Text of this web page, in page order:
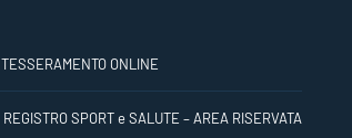
TESSERAMENTO ONLINE
REGISTRO SPORT e SALUTE – AREA RISERVATA